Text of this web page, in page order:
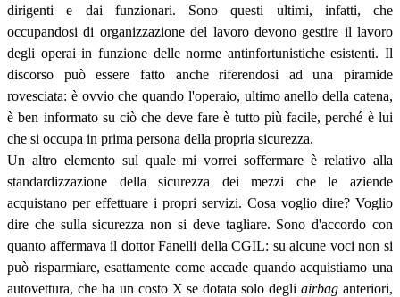
dirigenti e dai funzionari. Sono questi ultimi, infatti, che
occupandosi di organizzazione del lavoro devono gestire il lavoro
degli operai in funzione delle norme antinfortunistiche esistenti. Il
discorso può essere fatto anche riferendosi ad una piramide
rovesciata: è ovvio che quando l'operaio, ultimo anello della catena,
è ben informato su ciò che deve fare è tutto più facile, perché è lui
che si occupa in prima persona della propria sicurezza.
Un altro elemento sul quale mi vorrei soffermare è relativo alla
standardizzazione della sicurezza dei mezzi che le aziende
acquistano per effettuare i propri servizi. Cosa voglio dire? Voglio
dire che sulla sicurezza non si deve tagliare. Sono d'accordo con
quanto affermava il dottor Fanelli della CGIL: su alcune voci non si
può risparmiare, esattamente come accade quando acquistiamo una
autovettura, che ha un costo X se dotata solo degliairbag anteriori,